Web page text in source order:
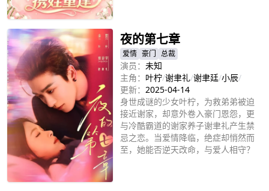
夜的第七章
爱情 豪门 总裁
演员： 未知
主角： 叶柠/谢聿礼/谢聿廷/小辰/
更新： 2025-04-14
身世成谜的少女叶柠，为救弟弟被迫
接近谢家，却意外卷入豪门恩怨，更
与冷酷霸道的谢家养子谢聿礼产生禁
忌之恋。当爱情降临，绝症却悄然而
至，她能否逆天改命，与爱人相守？